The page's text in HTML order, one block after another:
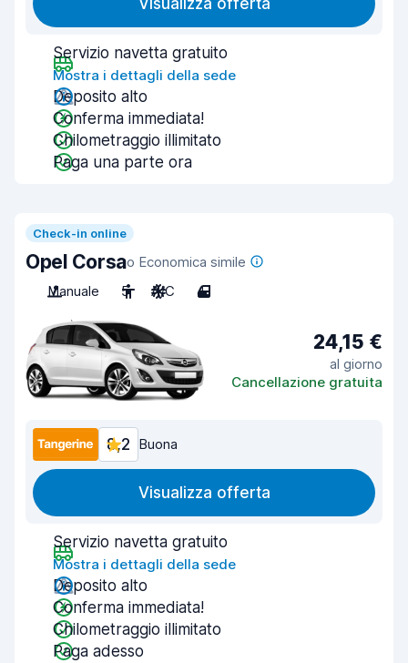
Visualizza offerta
Servizio navetta gratuito
Mostra i dettagli della sede
Deposito alto
Conferma immediata!
Chilometraggio illimitato
Paga una parte ora
Check-in online
Opel Corsao Economica simile
Manuale
5 A/C 4
24,15 €
al giorno
Cancellazione gratuita
8,2 Buona
Visualizza offerta
Servizio navetta gratuito
Mostra i dettagli della sede
Deposito alto
Conferma immediata!
Chilometraggio illimitato
Paga adesso